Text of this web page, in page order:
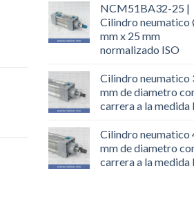
NCM51BA32-25 |
Cilindro neumatico
mm x 25 mm
normalizado ISO
Cilindro neumatico
mm de diametro
carrera a la medida
Cilindro neumatico
mm de diametro
carrera a la medida